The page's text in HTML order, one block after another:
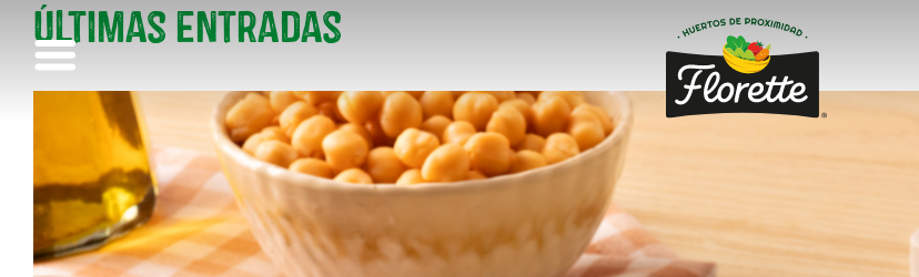
Últimas entradas